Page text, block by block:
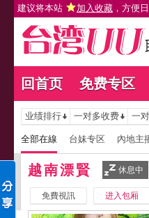
建议将本站 加入收藏 ，方便
回首页 免费专区
业绩排行 一对多收费 一
全部在線 台妹专区 內地主
越南漂賢 休息中
免費視訊 进入包厢